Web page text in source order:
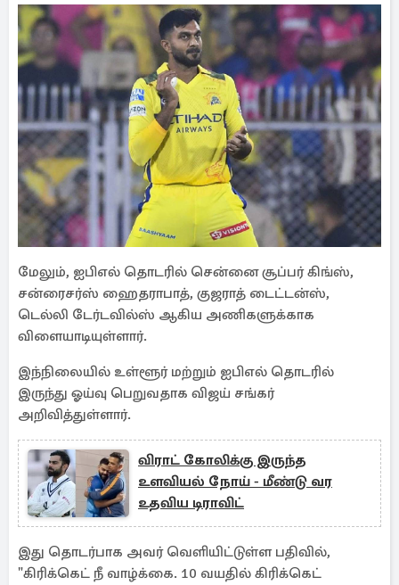
மேலும், ஐபிஎல் தொடரில் சென்னை சூப்பர் கிங்ஸ்,
சன்ரைசர்ஸ் ஹைதராபாத், குஜராத் டைட்டன்ஸ்,
டெல்லி டேர்டவில்ஸ் ஆகிய அணிகளுக்காக
விளையாடியுள்ளார்.
இந்நிலையில் உள்ளூர் மற்றும் ஐபிஎல் தொடரில்
இருந்து ஓய்வு பெறுவதாக விஜய் சங்கர்
அறிவித்துள்ளார்.
விராட் கோலிக்கு இருந்த
உளவியல் நோய் - மீண்டு வர
உதவிய டிராவிட்
இது தொடர்பாக அவர் வெளியிட்டுள்ள பதிவில்,
"கிரிக்கெட் நீ வாழ்க்கை. 10 வயதில் கிரிக்கெட்